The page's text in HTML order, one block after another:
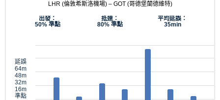
LHR (倫敦希斯洛機場) – GOT (哥德堡蘭德維特)
出發：
50% 準點
抵達：
80% 準點
平均延誤：
35min
延誤
64m
48m
32m
16m
準點